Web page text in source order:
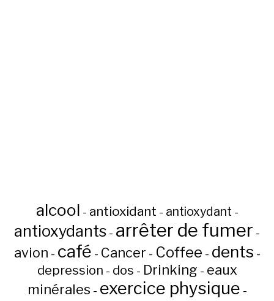
alcool - antioxidant - antioxydant -
antioxydants - arrêter de fumer -
avion - café - Cancer - Coffee - dents -
depression - dos - Drinking - eaux
minérales - exercice physique -